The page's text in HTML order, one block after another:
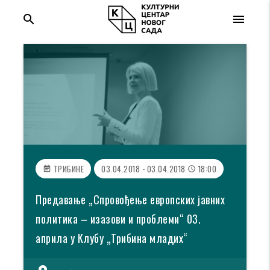
menu
search
event_note ТРИБИНЕ 03.04.2018 - 03.04.2018 access_time 18:00
Предавање „Спровођење европских јавних
политика – изазови и проблеми“ 03.
априла у Клубу „Трибина младих“